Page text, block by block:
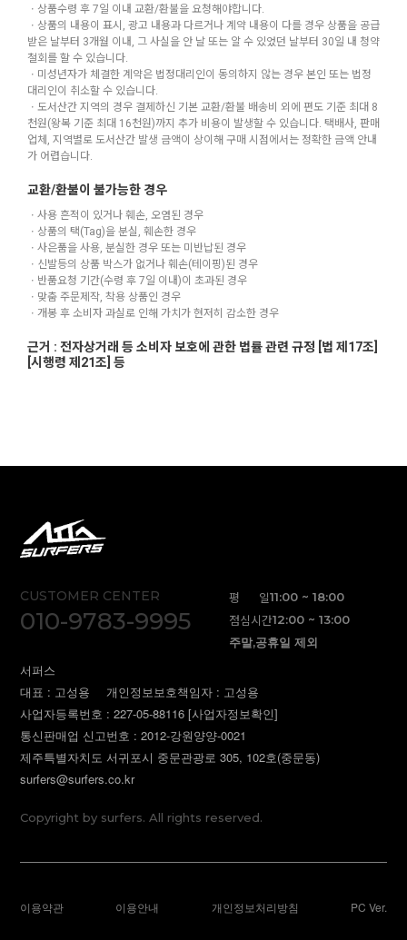
ㆍ상품수령 후 7일 이내 교환/환불을 요청해야합니다.
ㆍ상품의 내용이 표시, 광고 내용과 다르거나 계약 내용이 다를 경우 상품을 공급
받은 날부터 3개월 이내, 그 사실을 안 날 또는 알 수 있었던 날부터 30일 내 청약
철회를 할 수 있습니다.
ㆍ미성년자가 체결한 계약은 법정대리인이 동의하지 않는 경우 본인 또는 법정
대리인이 취소할 수 있습니다.
ㆍ도서산간 지역의 경우 결제하신 기본 교환/환불 배송비 외에 편도 기준 최대 8
천원(왕복 기준 최대 16천원)까지 추가 비용이 발생할 수 있습니다. 택배사, 판매
업체, 지역별로 도서산간 발생 금액이 상이해 구매 시점에서는 정확한 금액 안내
가 어렵습니다.
교환/환불이 불가능한 경우
ㆍ사용 흔적이 있거나 훼손, 오염된 경우
ㆍ상품의 택(Tag)을 분실, 훼손한 경우
ㆍ사은품을 사용, 분실한 경우 또는 미반납된 경우
ㆍ신발등의 상품 박스가 없거나 훼손(테이핑)된 경우
ㆍ반품요청 기간(수령 후 7일 이내)이 초과된 경우
ㆍ맞춤 주문제작, 착용 상품인 경우
ㆍ개봉 후 소비자 과실로 인해 가치가 현저히 감소한 경우
근거 : 전자상거래 등 소비자 보호에 관한 법률 관련 규정 [법 제17조]
[시행령 제21조] 등
CUSTOMER CENTER
010-9783-9995
평 일11:00 ~ 18:00
점심시간12:00 ~ 13:00
주말,공휴일 제외
서퍼스
대표 : 고성용
개인정보보호책임자 : 고성용
사업자등록번호 : 227-05-88116[사업자정보확인]
통신판매업 신고번호 : 2012-강원양양-0021
제주특별자치도 서귀포시 중문관광로 305, 102호(중문동)
surfers@surfers.co.kr
Copyright by surfers. All rights reserved.
이용약관 이용안내 개인정보처리방침 PC Ver.